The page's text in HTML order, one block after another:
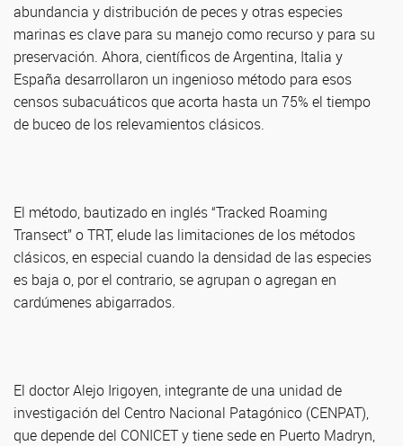
abundancia y distribución de peces y otras especies
marinas es clave para su manejo como recurso y para su
preservación. Ahora, científicos de Argentina, Italia y
España desarrollaron un ingenioso método para esos
censos subacuáticos que acorta hasta un 75% el tiempo
de buceo de los relevamientos clásicos.
El método, bautizado en inglés “Tracked Roaming
Transect” o TRT, elude las limitaciones de los métodos
clásicos, en especial cuando la densidad de las especies
es baja o, por el contrario, se agrupan o agregan en
cardúmenes abigarrados.
El doctor Alejo Irigoyen, integrante de una unidad de
investigación del Centro Nacional Patagónico (CENPAT),
que depende del CONICET y tiene sede en Puerto Madryn,